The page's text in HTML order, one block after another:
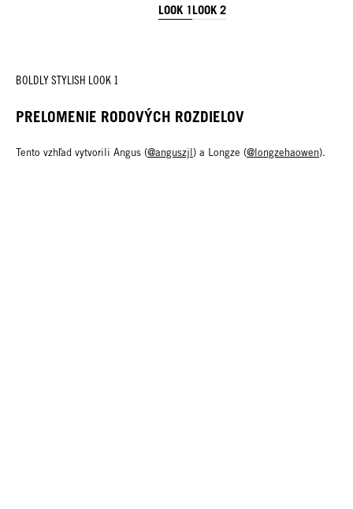
LOOK 1LOOK 2
BOLDLY STYLISH LOOK 1
PRELOMENIE RODOVÝCH ROZDIELOV
Tento vzhľad vytvorili Angus (@anguszjl ) a Longze (@longzehaowen).